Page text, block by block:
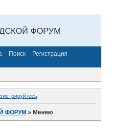
ФОРУМ
Поиск
Регистрация
.
ФОРУМ »Меняю